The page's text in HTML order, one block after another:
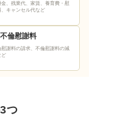
金、残業代、家賃、養育費・慰
、キャンセル代など
不倫慰謝料
慰謝料の請求、不倫慰謝料の減
ど
つ